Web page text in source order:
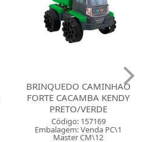
BRINQUEDO CAMINHAO
FORTE CACAMBA KENDY
PRETO/VERDE
Código: 157169
Embalagem: Venda PC\1
Master CM\12